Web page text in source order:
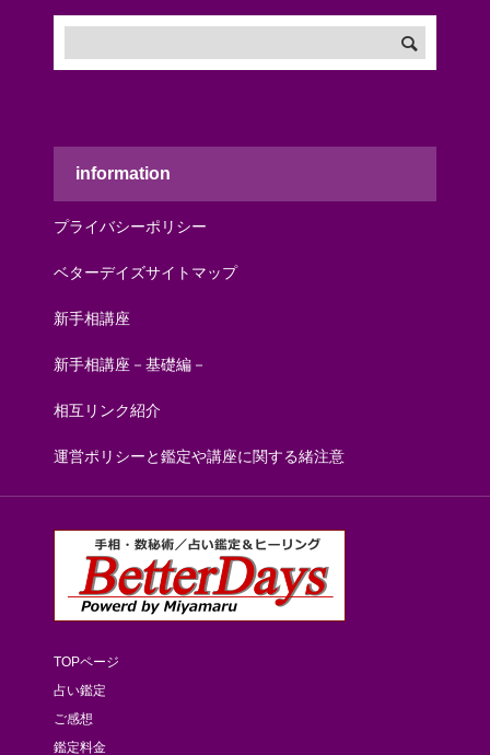
information
プライバシーポリシー
ベターデイズサイトマップ
新手相講座
新手相講座－基礎編－
相互リンク紹介
運営ポリシーと鑑定や講座に関する緒注意
TOPページ
占い鑑定
ご感想
鑑定料金